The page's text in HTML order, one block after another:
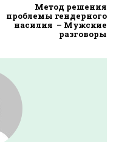
Метод решения
проблемы гендерного
насилия – Мужские
разговоры